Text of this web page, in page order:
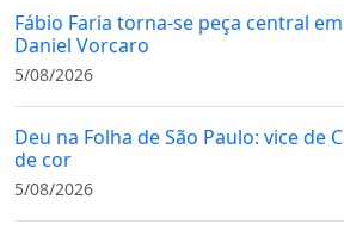
Fábio Faria torna-se peça central
Daniel Vorcaro
5/08/2026
Deu na Folha de São Paulo: vice de
de cor
5/08/2026